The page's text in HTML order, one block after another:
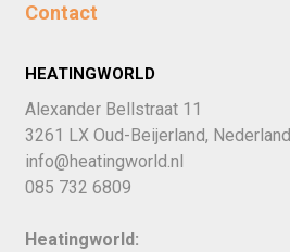
Contact
HEATINGWORLD
Alexander Bellstraat 11
3261 LX Oud-Beijerland, Nederland
info@heatingworld.nl
085 732 6809
Heatingworld: